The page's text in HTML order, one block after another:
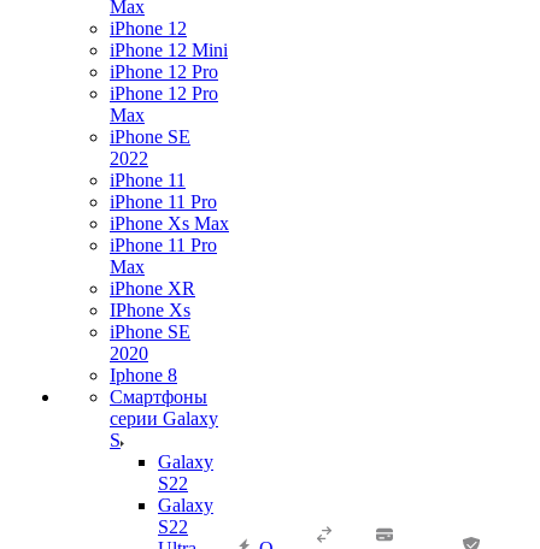
Max
iPhone 12
iPhone 12 Mini
iPhone 12 Pro
iPhone 12 Pro
Max
iPhone SE
2022
iPhone 11
iPhone 11 Pro
iPhone Xs Max
iPhone 11 Pro
Max
iPhone XR
IPhone Xs
iPhone SE
2020
Iphone 8
Смартфоны
серии Galaxy
S
Galaxy
S22
Galaxy
S22